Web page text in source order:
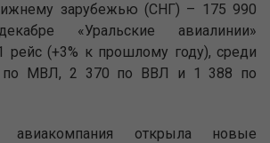
зарубежью (СНГ) – 175 990
«Уральские авиалинии»
рейс (+3% к прошлому году), среди
по МВЛ, 2 370 по ВВЛ и 1 388 по
открыла новые